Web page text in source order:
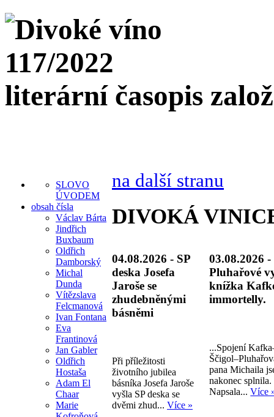
literární časopis
SLOVO
ÚVODEM
obsah čísla
Václav Bárta
Jindřich
Buxbaum
Oldřich
Damborský
Michal
Dunda
Vítězslava
Felcmanová
Ivan Fontana
Eva
Frantinová
Jan Gabler
Oldřich
Hostaša
Adam El
Chaar
Marie
na další stranu
DIVOKÁ
04.08.2026 - SP
deska Josefa
Jaroše se
zhudebněnými
básněmi
Při příležitosti
životního jubilea
básníka Josefa Jaroše
vyšla SP deska se
dvěmi zhud... Více »
03.08.2026
Pluhařové
knížka
immortelly.
...Spojení
pana Michaila
nakonec splnila.
Napsala...Více